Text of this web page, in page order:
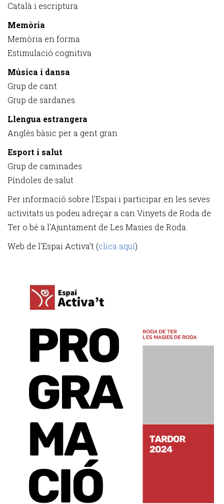
Català i escriptura
Memòria
Memòria en forma
Estimulació cognitiva
Música i dansa
Grup de cant
Grup de sardanes
Llengua estrangera
Anglès bàsic per a gent gran
Esport i salut
Grup de caminades
Píndoles de salut
Per informació sobre l'Espai i participar en les seves
activitats us podeu adreçar a can Vinyets de Roda de
Ter o bé a l'Ajuntament de Les Masies de Roda.
Web de l’Espai Activa’t (clica aquí)